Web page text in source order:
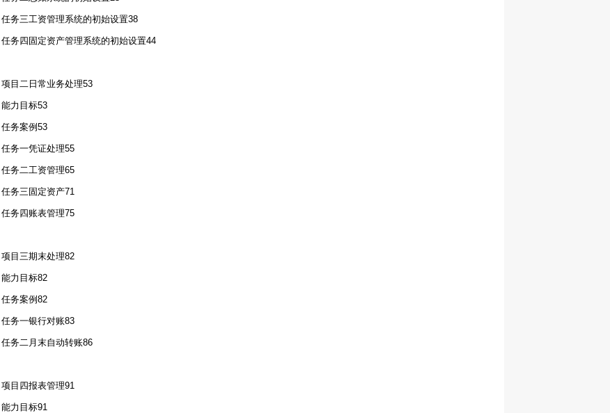
任务三工资管理系统的初始设置38
任务四固定资产管理系统的初始设置44
项目二日常业务处理53
能力目标53
任务案例 53
任务一凭证处理55
任务二工资管理65
任务三固定资产71
任务四账表管理75
项目三期末处理82
能力目标82
任务案例 82
任务一银行对账83
任务二月末自动转账86
项目四报表管理91
能力目标91